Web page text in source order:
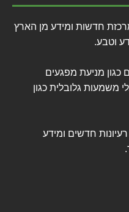
חדשות ומידע מן הארץ
וטבע.
כגון מניעת מפגעים
משמעות גלובלית כגון
חדשים ומידע